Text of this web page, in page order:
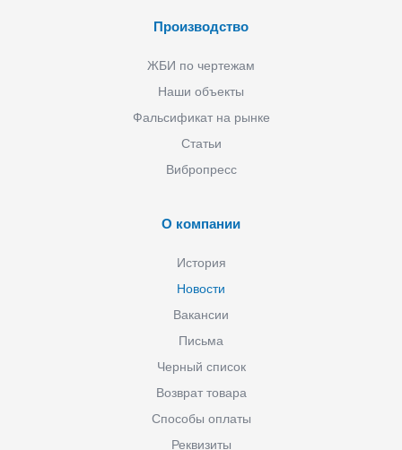
Производство
ЖБИ по чертежам
Наши объекты
Фальсификат на рынке
Статьи
Вибропресс
О компании
История
Новости
Вакансии
Письма
Черный список
Возврат товара
Способы оплаты
Реквизиты